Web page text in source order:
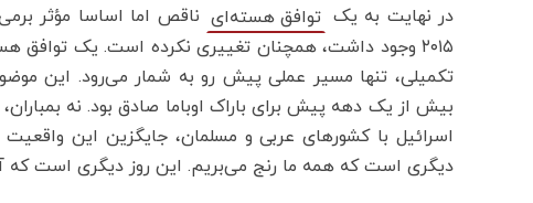
در نهایت به یک توافق هسته‌ای ناقص اما اساسا مؤثر
۲۰۱۵ وجود داشت، همچنان تغییری نکرده است. یک توافق
تکمیلی، تنها مسیر عملی پیش رو به شمار می‌رود. این
بیش از یک دهه پیش برای باراک اوباما صادق بود. نه
اسرائیل با کشورهای عربی و مسلمان، جایگزین این
دیگری است که همه ما رنج می‌بریم. این روز دیگری است که